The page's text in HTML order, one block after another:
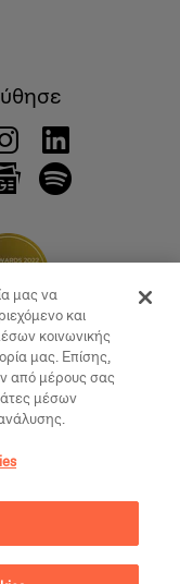
μας να
και
κοινωνικής
μας. Επίσης,
από μέρους σας
μέσων